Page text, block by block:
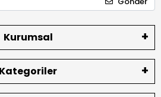
Kurumsal
Kategoriler